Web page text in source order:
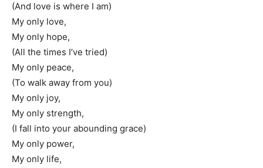
(And love is where I am)
My only love,
My only hope,
(All the times I’ve tried)
My only peace,
(To walk away from you)
My only joy,
My only strength,
(I fall into your abounding grace)
My only power,
My only life,